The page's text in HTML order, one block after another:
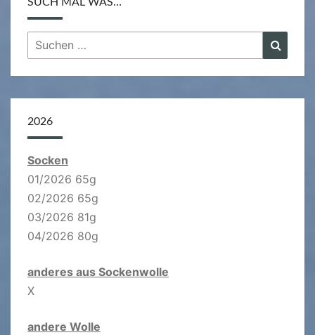
SUCH MAL WAS…
Suchen
nach:
2026
Socken
01/2026 65g
02/2026 65g
03/2026 81g
04/2026 80g
anderes aus Sockenwolle
X
andere Wolle